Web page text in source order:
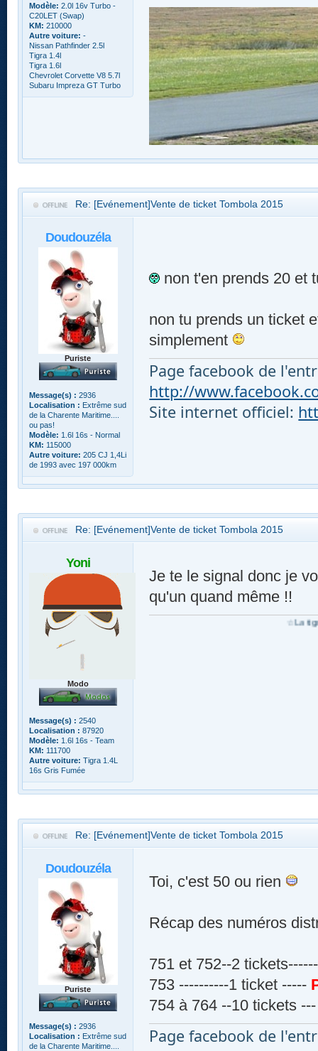
Modèle: 2.0l 16v Turbo -
C20LET (Swap)
KM: 210000
Autre voiture: -
Nissan Pathfinder 2.5l
Tigra 1.4l
Tigra 1.6l
Chevrolet Corvette V8 5.7l
Subaru Impreza GT Turbo
Re: [Evénement]Vente de ticket Tombola 2015
Doudouzéla
Puriste
Message(s) : 2936
Localisation : Extrême sud
de la Charente Maritime....
ou pas!
Modèle: 1.6l 16s - Normal
KM: 115000
Autre voiture: 205 CJ 1,4Li
de 1993 avec 197 000km
non t'en prends 20 et
non tu prends un ticket
simplement
Page facebook de
http://
Site internet officiel:
Re: [Evénement]Vente de ticket Tombola 2015
Yoni
Modo
Message(s) : 2540
Localisation : 87920
Modèle: 1.6l 16s - Team
KM: 111700
Autre voiture: Tigra 1.4L
16s Gris Fumée
Je te le signal donc je
qu'un quand même !!
☆La tigraddiction ne se
Re: [Evénement]Vente de ticket Tombola 2015
Doudouzéla
Puriste
Message(s) : 2936
Localisation : Extrême sud
de la Charente Maritime....
Toi, c'est 50 ou rien
Récap des numéros
751 et 752--2 tickets------
753 ----------1 ticket -----
754 à 764 --10 tickets ---
Page facebook de